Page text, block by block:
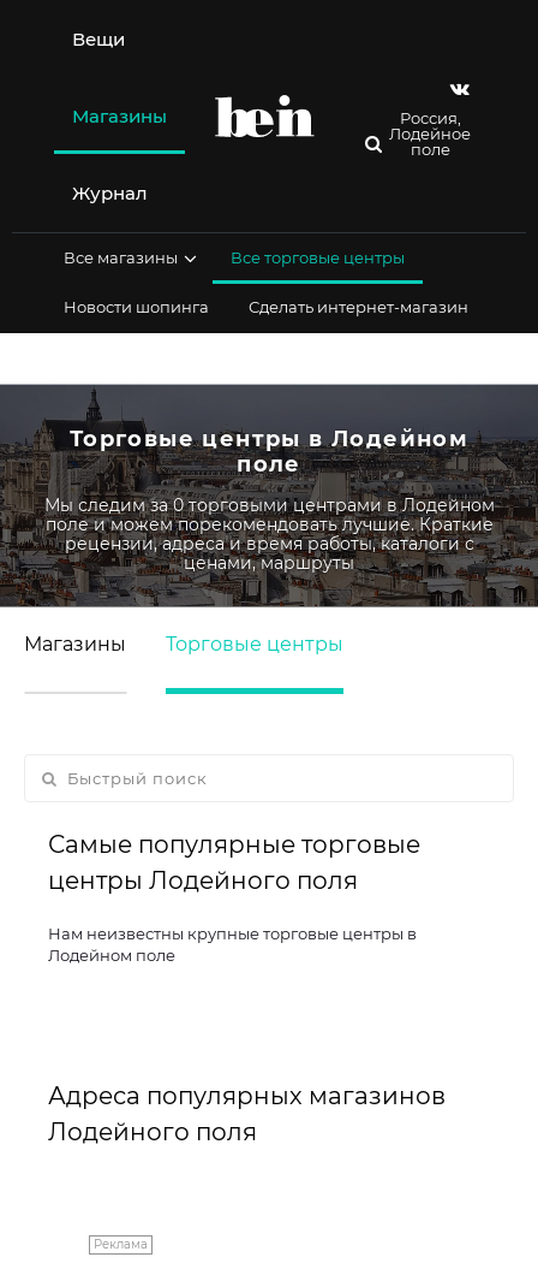
содержимому
Вещи
Магазины
Журнал
Россия,
Лодейное
поле
Все магазины Все торговые центры
Новости шопинга Сделать интернет-магазин
Торговые центры в Лодейном
поле
Мы следим за 0 торговыми центрами в Лодейном
поле и можем порекомендовать лучшие. Краткие
рецензии, адреса и время работы, каталоги с
ценами, маршруты
Магазины Торговые центры
Самые популярные торговые
центры Лодейного поля
Нам неизвестны крупные торговые центры в
Лодейном поле
Адреса популярных магазинов
Лодейного поля
Реклама